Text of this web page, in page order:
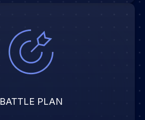
BATTLE PLAN